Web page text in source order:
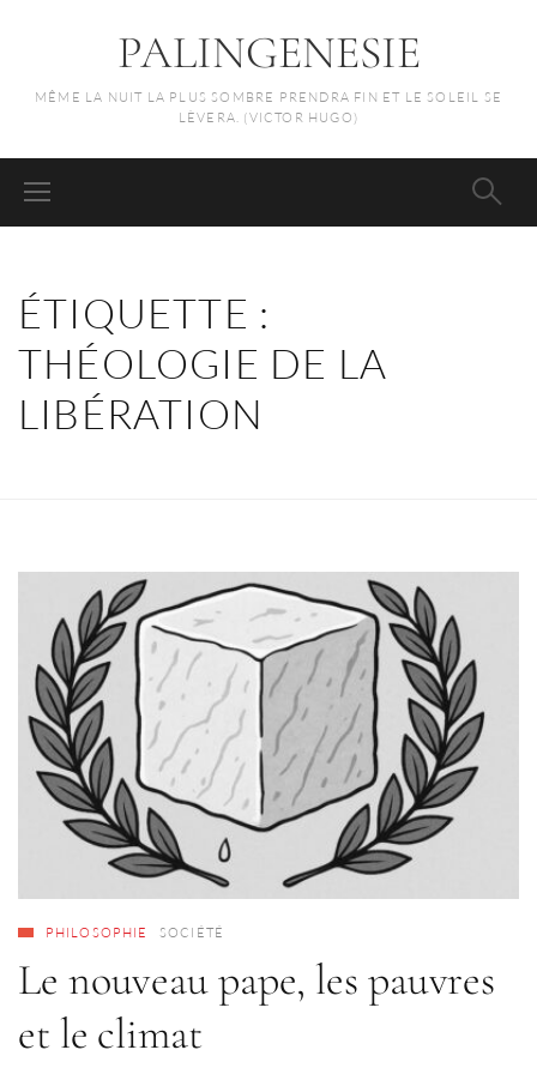
PALINGENESIE
MÊME LA NUIT LA PLUS SOMBRE PRENDRA FIN ET LE SOLEIL SE
LÈVERA. (VICTOR HUGO)
ÉTIQUETTE :
THÉOLOGIE DE LA
LIBÉRATION
PHILOSOPHIE SOCIÉTÉ
Le nouveau pape, les pauvres
et le climat